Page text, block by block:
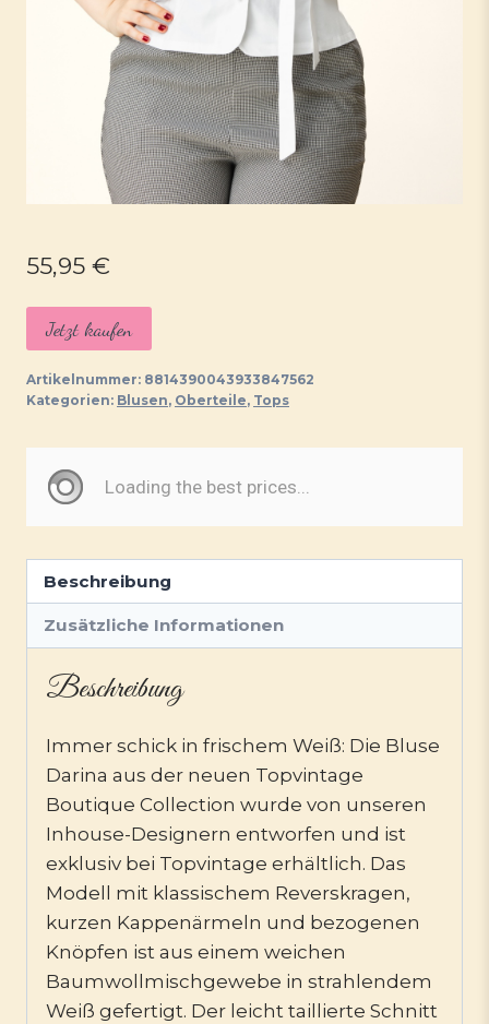
55,95 €
Jetzt kaufen
Artikelnummer: 8814390043933847562
Kategorien: Blusen, Oberteile, Tops
Beschreibung
Zusätzliche Informationen
Beschreibung
Immer schick in frischem Weiß: Die Bluse
Darina aus der neuen Topvintage
Boutique Collection wurde von unseren
Inhouse-Designern entworfen und ist
exklusiv bei Topvintage erhältlich. Das
Modell mit klassischem Reverskragen,
kurzen Kappenärmeln und bezogenen
Knöpfen ist aus einem weichen
Baumwollmischgewebe in strahlendem
Weiß gefertigt. Der leicht taillierte Schnitt